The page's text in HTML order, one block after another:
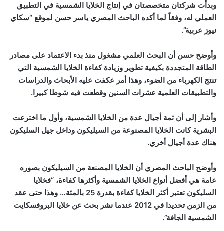
وبدأت شركتان متخصصتان في إنتاج الخلايا الشمسية في التطبيق
العملي له، وفقاً لما أكده الباحث المصري ياسر حسن لموقع “سكاي
نيوز عربية”.
وأوضح حسن أن البحث العلمي مشغول منذ بدء الاعتماد على مصادر
الطاقة المتجددة بكيفية تطوير وزيادة كفاءة الخلايا الشمسية التي
تنتج الكهرباء من الضوء، وهذا أمر عكفت عليه الأبحاث والدراسات
والتطبيقات العلمية عشرات السنين وقطعت فيه شوطا كبيرا.
وأشار إلى أن ثمة أجيال عدة من الخلايا الشمسية، وأول ما اخترعت
البشرية كانت الخلايا المصنوعة من السيليكون وداخل جيل السليكون
هناك عدة أجيال أخري.
وأوضح الباحث المصري أن الخلايا المصنعة من السيليكون بصوره
عامة هي أفضل أنواع الخلايا الشمسية وأكثرها كفاءة، “فخلايا
السليكون تعتبر أكثر الخلايا كفاءة بقدرة 25 بالمئة… وهذا حتى عقد
من الزمن تحديدا في 2012 عندما نشر بحث عن خلايا البروفسكايت
الشمسية الجافة”.